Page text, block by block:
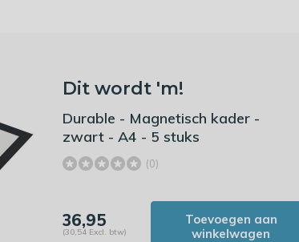
Dit wordt 'm!
Durable - Magnetisch kader -
zwart - A4 - 5 stuks
(0)
36,95
(30,54 Excl. btw)
Toevoegen aan
winkelwagen